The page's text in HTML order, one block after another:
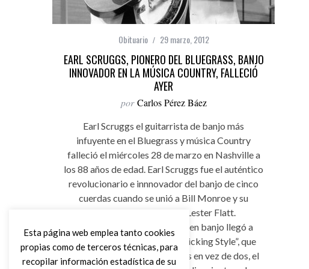
Obituario 29 marzo, 2012
EARL SCRUGGS, PIONERO DEL BLUEGRASS, BANJO
INNOVADOR EN LA MÚSICA COUNTRY, FALLECIÓ
AYER
por Carlos Pérez Báez
Earl Scruggs el guitarrista de banjo más
infuyente en el Bluegrass y música Country
falleció el miércoles 28 de marzo en Nashville a
los 88 años de edad. Earl Scruggs fue el auténtico
revolucionario e innnovador del banjo de cinco
cuerdas cuando se unió a Bill Monroe y su
inseparable guitarrista Lester Flatt.
Su técnica a la hora de tocar en banjo llegó a
denominarse “The Scruggs Picking Style”, que
consistía en utilizar tres dedos en vez de dos, el
Esta página web emplea tanto cookies
propias como de terceros técnicas, para
recopilar información estadística de su